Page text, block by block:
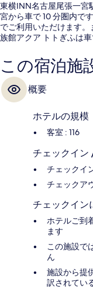
東横INN名古屋尾張一宮
宮から車で 10 分圏内で
でご利用いただけます
族館アクア トトぎふは車
この宿泊施
概要
ホテルの規模
客室 : 116
チェックイン
チェックイ
チェックア
チェックイン
ホテルご到
ます
この施設で
ん
施設から提
訳されてい